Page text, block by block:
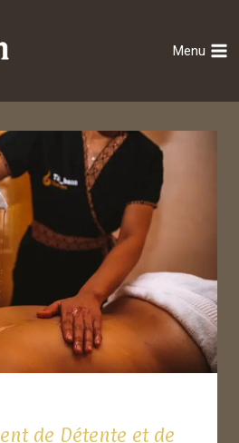
Menu
de Détente et de